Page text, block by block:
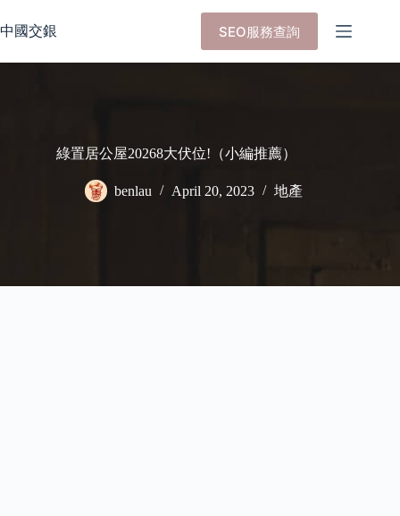
to
content
中國交銀 SEO服務查詢
綠置居公屋20268大伏位!（小編推薦）
benlau April 20, 2023 地產